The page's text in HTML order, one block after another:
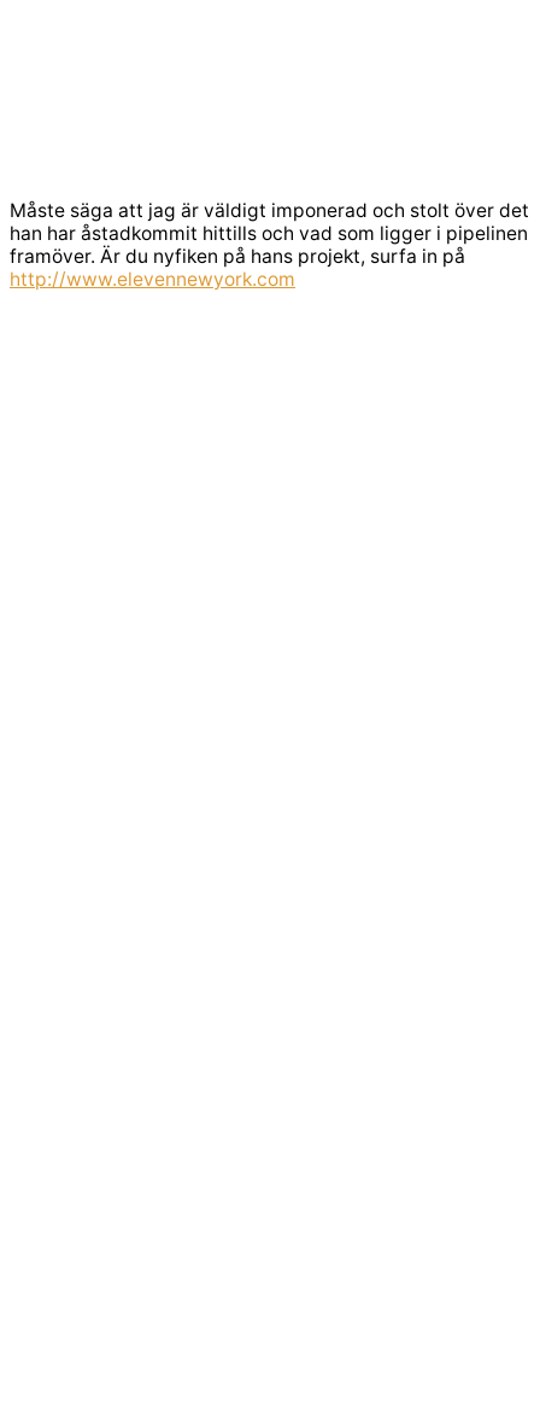
Måste säga att jag är väldigt imponerad och stolt över det
han har åstadkommit hittills och vad som ligger i pipelinen
framöver. Är du nyfiken på hans projekt, surfa in på
http://www.elevennewyork.com